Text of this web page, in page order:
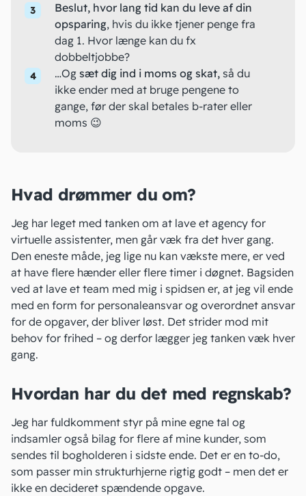
Beslut, hvor lang tid kan du leve af din
opsparing, hvis du ikke tjener penge fra
dag 1. Hvor længe kan du fx
dobbeltjobbe?
…Og sæt dig ind i moms og skat, så du
ikke ender med at bruge pengene to
gange, før der skal betales b-rater eller
moms 😉
Hvad drømmer du om?
Jeg har leget med tanken om at lave et agency for
virtuelle assistenter, men går væk fra det hver gang.
Den eneste måde, jeg lige nu kan vækste mere, er ved
at have flere hænder eller flere timer i døgnet. Bagsiden
ved at lave et team med mig i spidsen er, at jeg vil ende
med en form for personaleansvar og overordnet ansvar
for de opgaver, der bliver løst. Det strider mod mit
behov for frihed – og derfor lægger jeg tanken væk hver
gang.
Hvordan har du det med regnskab?
Jeg har fuldkomment styr på mine egne tal og
indsamler også bilag for flere af mine kunder, som
sendes til bogholderen i sidste ende. Det er en to-do,
som passer min strukturhjerne rigtig godt – men det er
ikke en decideret spændende opgave.